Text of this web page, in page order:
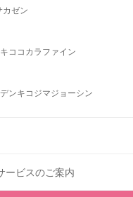
カゼン
ココカラファイン
ンキ コジマジョーシン
ービスのご案内